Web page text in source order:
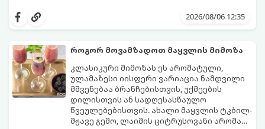
სალათებთან ერთად ან ტახინის (სესამის)
მდგომარეობს, რომ გამოიყენება
შეწვისას ფორმა იდეალურად შეინარჩუნოს
და არ დაიშალოს.
მომზადების დრო: 20 წუთი (დამატებით
მუხუდოს ჩალბობის დრო: 12-24 საათი)
შეწვის დრო: 10–15 წუთი ულუფა: 20–24 ცალი
ბურთულა (4–6 პორცია)
2026/08/06 12:35
როგორ მოვამზადოთ მაყვლის მიმოზა
კლასიკური მიმოზას ეს არომატული,
ულამაზესი იისფერი ვარიაცია ნამდვილი
მშვენებაა ბრანჩებისთვის, უქმეების
დილისთვის ან სადღესასწაულო
წვეულებებისთვის. ახალი მაყვლის ტკბილ-
მჟავე გემო, ლაიმის ციტრუსოვანი არომატი